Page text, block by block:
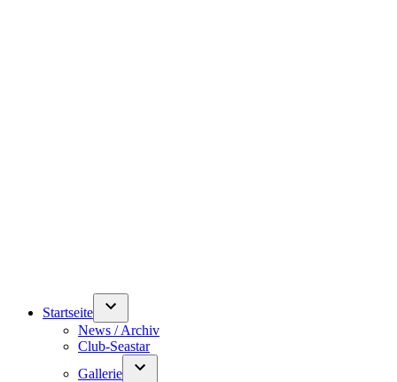
Startseite
News / Archiv
Club-Seastar
Gallerie